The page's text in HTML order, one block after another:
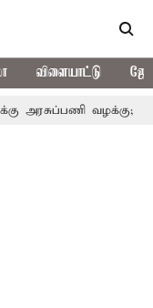
விளையாட்டு
வழக்கு; வரும்